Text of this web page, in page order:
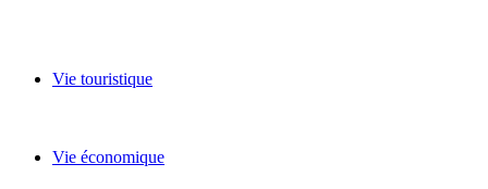
Vie touristique
Vie économique